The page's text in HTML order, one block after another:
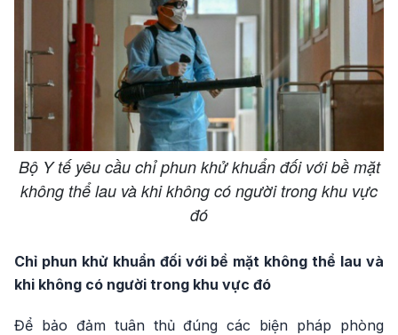
Bộ Y tế yêu cầu chỉ phun khử khuẩn đối với bề mặt
không thể lau và khi không có người trong khu vực
đó
Chỉ phun khử khuẩn đối với bề mặt không thể lau và
khi không có người trong khu vực đó
Để bảo đảm tuân thủ đúng các biện pháp phòng